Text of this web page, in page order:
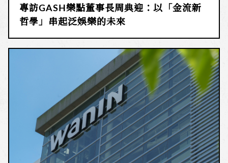
專訪GASH樂點董事長周典迎：以「金流新
哲學」串起泛娛樂的未來